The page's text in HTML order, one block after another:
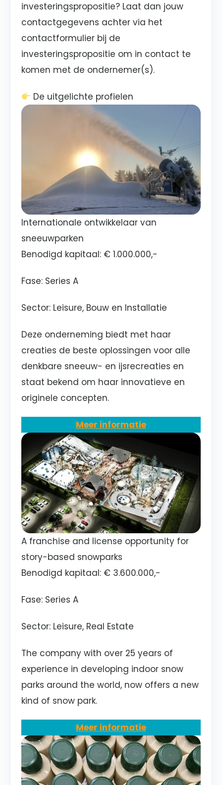
investeringspropositie? Laat dan jouw
contactgegevens achter via het
contactformulier bij de
investeringspropositie om in contact te
komen met de ondernemer(s).
De uitgelichte profielen
Internationale ontwikkelaar van
sneeuwparken
Benodigd kapitaal: € 1.000.000,-
Fase: Series A
Sector: Leisure, Bouw en Installatie
Deze onderneming biedt met haar
creaties de beste oplossingen voor alle
denkbare sneeuw- en ijsrecreaties en
staat bekend om haar innovatieve en
originele concepten.
Meer informatie
A franchise and license opportunity for
story-based snowparks
Benodigd kapitaal: € 3.600.000,-
Fase: Series A
Sector: Leisure, Real Estate
The company with over 25 years of
experience in developing indoor snow
parks around the world, now offers a new
kind of snow park.
Meer informatie